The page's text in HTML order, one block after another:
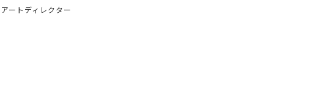
ートディレクター